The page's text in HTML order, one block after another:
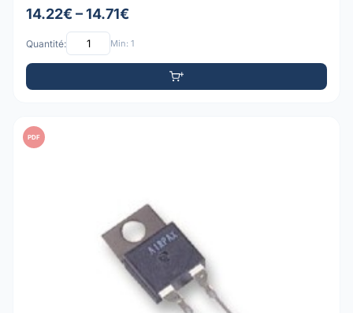
14.22€ – 14.71€
Quantité: Min: 1
PDF